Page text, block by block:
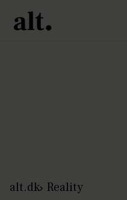
alt.dk Reality